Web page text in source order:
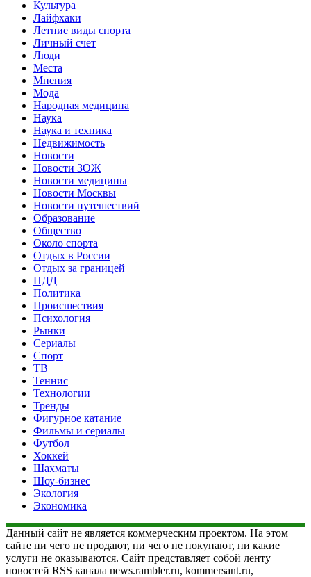
Культура
Лайфхаки
Летние виды спорта
Личный счет
Люди
Места
Мнения
Мода
Народная медицина
Наука
Наука и техника
Недвижимость
Новости
Новости ЗОЖ
Новости медицины
Новости Москвы
Новости путешествий
Образование
Общество
Около спорта
Отдых в России
Отдых за границей
ПДД
Политика
Происшествия
Психология
Рынки
Сериалы
Спорт
ТВ
Теннис
Технологии
Тренды
Фигурное катание
Фильмы и сериалы
Футбол
Хоккей
Шахматы
Шоу-бизнес
Экология
Экономика
Данный сайт не является коммерческим проектом. На этом
сайте ни чего не продают, ни чего не покупают, ни какие
услуги не оказываются. Сайт представляет собой ленту
новостей RSS канала news.rambler.ru, kommersant.ru,